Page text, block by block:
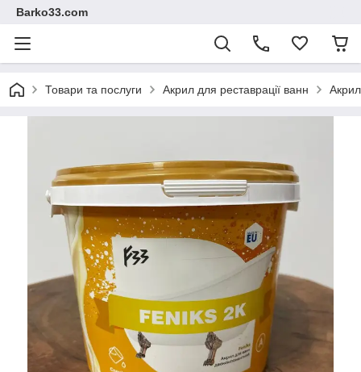
Barko33.com
Товари та послуги Акрил для реставрації ванн